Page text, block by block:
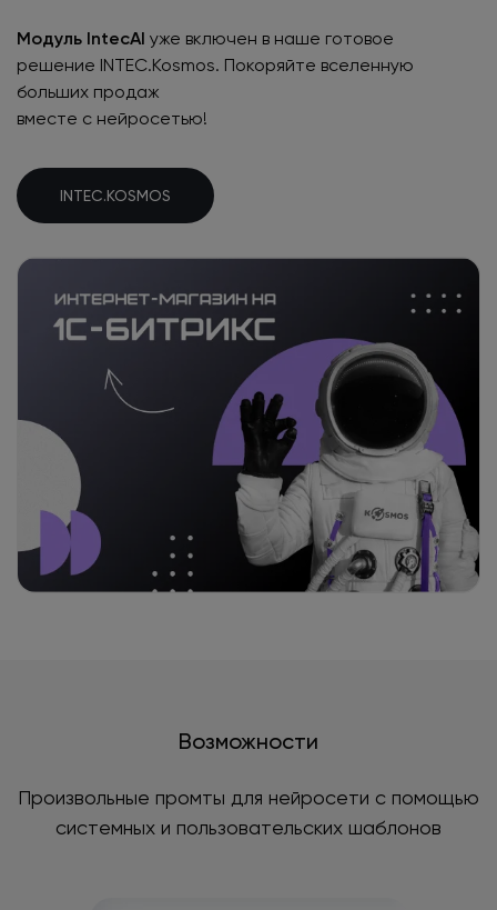
Модуль IntecAI уже включен в наше готовое
решение INTEC.Kosmos. Покоряйте вселенную
больших продаж
вместе с нейросетью!
INTEC.KOSMOS
Возможности
Произвольные промты для нейросети с помощью
системных и пользовательских шаблонов